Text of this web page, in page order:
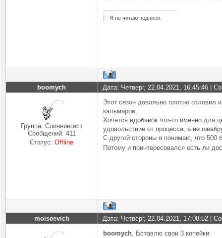
Я не читаю подписи.
boomych Дата: Четверг, 22.04.2021, 16:45:46 |
Группа: Спиннингист
Сообщений: 411
Статус:Offline
Этот сезон довольно плотно отловил
кальмаров.
Хочется вдобавок что-то именно для
удовольствие от процесса, а не
С другой стороны я понимаю, что 500
Потому и поинтересовался есть ли
moiseevich Дата: Четверг, 22.04.2021, 17:08:52 |
boomych, Вставлю свои 3 копейки: